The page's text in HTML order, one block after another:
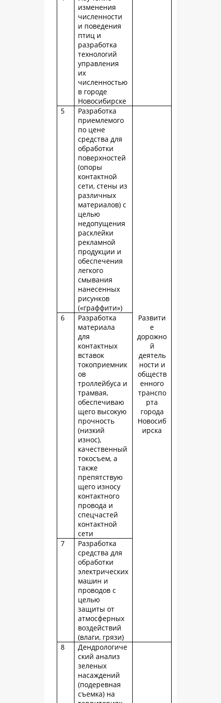
изменения
численности
и поведения
птиц и
разработка
технологий
управления
их
численностью
в городе
Новосибирске
5
Разработка
приемлемого
по цене
средства для
обработки
поверхностей
(опоры
контактной
сети, стены из
различных
материалов) с
целью
недопущения
расклейки
рекламной
продукции и
обеспечения
легкого
смывания
нанесенных
рисунков
(«граффити»)
Развити
е
дорожно
й
деятель
ности и
обществ
енного
транспо
рта
города
Новосиб
ирска
6
Разработка
материала
для
контактных
вставок
токоприемник
ов
троллейбуса и
трамвая,
обеспечиваю
щего высокую
прочность
(низкий
износ),
качественный
токосъем, а
также
препятствую
щего износу
контактного
провода и
спецчастей
контактной
сети
7
Разработка
средства для
обработки
электрических
машин и
проводов с
целью
защиты от
атмосферных
воздействий
(влаги, грязи)
8
Дендрологиче
ский анализ
зеленых
насаждений
(подеревная
съемка) на